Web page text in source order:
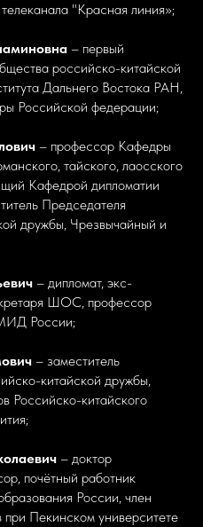
"Красная линия»;
– первый
российско-китайской
Дальнего Востока РАН,
Российской федерации;
– профессор Кафедры
тайского, лаосского
Кафедрой дипломатии
Председателя
дружбы, Чрезвычайный и
– дипломат, экс-
ШОС, профессор
России;
– заместитель
китайской дружбы,
Российско-китайского
– доктор
почётный работник
России, член
Пекинском университете